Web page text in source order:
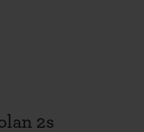
2s